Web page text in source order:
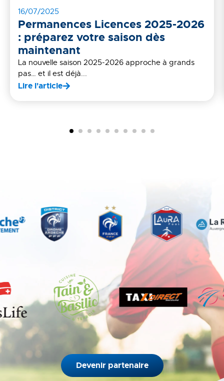
16/07/2025
Permanences Licences 2025-2026
: préparez votre saison dès
maintenant
La nouvelle saison 2025-2026 approche à grands
pas… et il est déjà...
Lire l'article
Devenir partenaire